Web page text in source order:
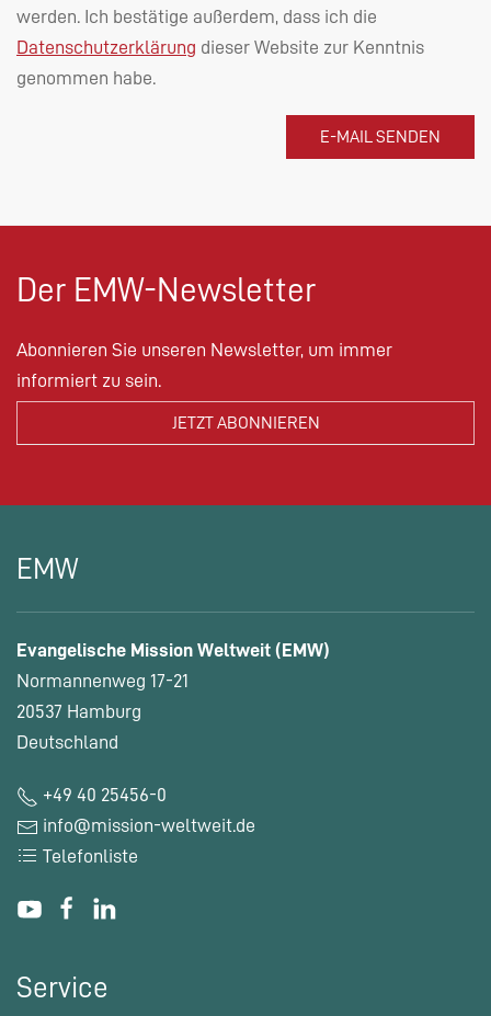
werden. Ich bestätige außerdem, dass ich die
Datenschutzerklärung dieser Website zur Kenntnis
genommen habe.
Der EMW-Newsletter
Abonnieren Sie unseren Newsletter, um immer
informiert zu sein.
EMW
Evangelische Mission Weltweit (EMW)
Normannenweg 17-21
20537 Hamburg
Deutschland
+49 40 25456-0
info@mission-weltweit.de
Telefonliste
Service